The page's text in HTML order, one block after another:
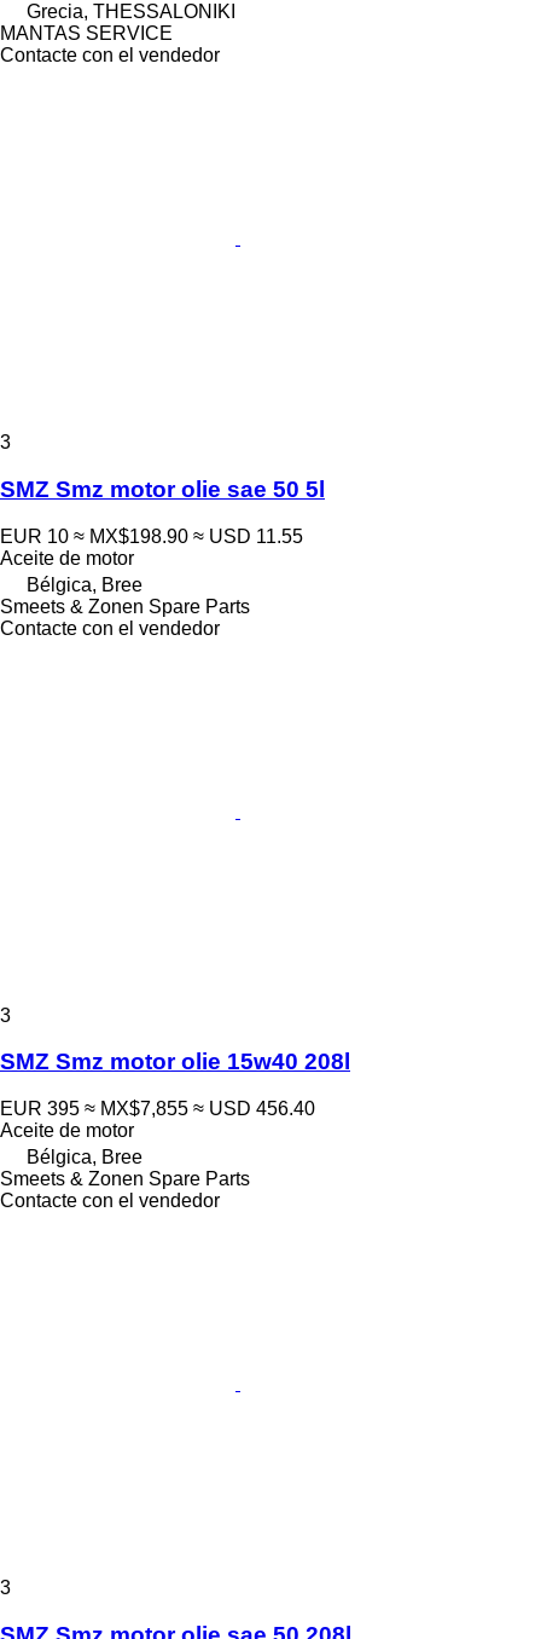
Grecia, THESSALONIKI
MANTAS SERVICE
Contacte con el vendedor
3
SMZ Smz motor olie sae 50 5l
EUR 10 ≈ MX$198.90 ≈ USD 11.55
Aceite de motor
Bélgica, Bree
Smeets & Zonen Spare Parts
Contacte con el vendedor
3
SMZ Smz motor olie 15w40 208l
EUR 395 ≈ MX$7,855 ≈ USD 456.40
Aceite de motor
Bélgica, Bree
Smeets & Zonen Spare Parts
Contacte con el vendedor
3